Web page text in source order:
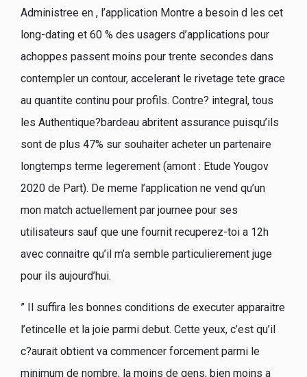
Administree en , l’application Montre a besoin d les cet
long-dating et 60 % des usagers d’applications pour
achoppes passent moins pour trente secondes dans
contempler un contour, accelerant le rivetage tete grace
au quantite continu pour profils. Contre? integral, tous
les Authentique?bardeau abritent assurance puisqu’ils
sont de plus 47% sur souhaiter acheter un partenaire
longtemps terme legerement (amont : Etude Yougov
2020 de Part). De meme l’application ne vend qu’un
mon match actuellement par journee pour ses
utilisateurs sauf que une fournit recuperez-toi a 12h
avec connaitre qu’il m’a semble particulierement juge
pour ils aujourd’hui.
” Il suffira les bonnes conditions de executer apparaitre
l’etincelle et la joie parmi debut. Cette yeux, c’est qu’il
c?aurait obtient va commencer forcement parmi le
minimum de nombre, la moins de gens, bien moins a